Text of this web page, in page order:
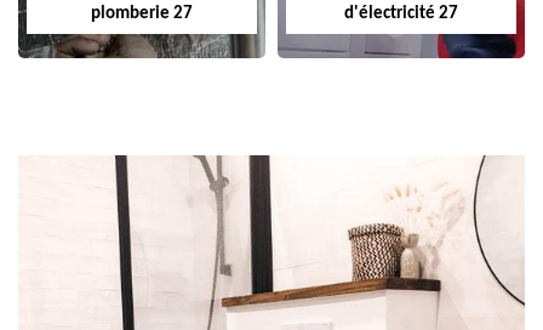
plomberie 27
d'électricité 27